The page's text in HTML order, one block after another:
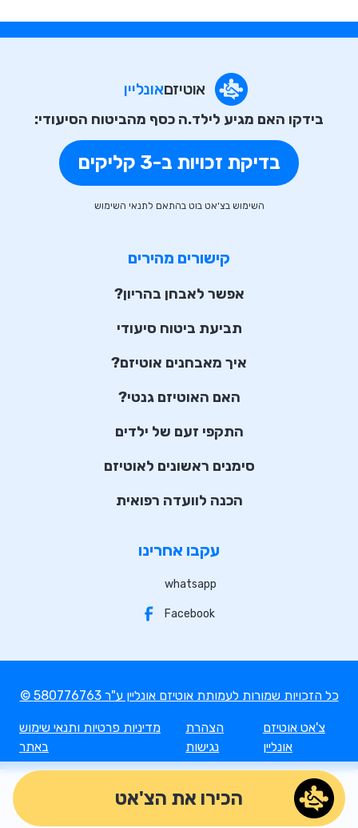
אוטיזםאונליין
בידקו האם מגיע לילד.ה כסף מהביטוח הסיעודי:
בדיקת זכויות ב-3 קליקים
השימוש בצ'אט בוט בהתאם לתנאי השימוש
קישורים מהירים
אפשר לאבחן בהריון?
תביעת ביטוח סיעודי
איך מאבחנים אוטיזם?
האם האוטיזם גנטי?
התקפי זעם של ילדים
סימנים ראשונים לאוטיזם
הכנה לוועדה רפואית
עקבו אחרינו
whatsapp
Facebook
© כל הזכויות שמורות לעמותת אוטיזם אונליין ע"ר 580776763
מדיניות פרטיות ותנאי שימוש
באתר
הצהרת
נגישות
צ'אט אוטיזם
אונליין
הכירו את הצ'אט